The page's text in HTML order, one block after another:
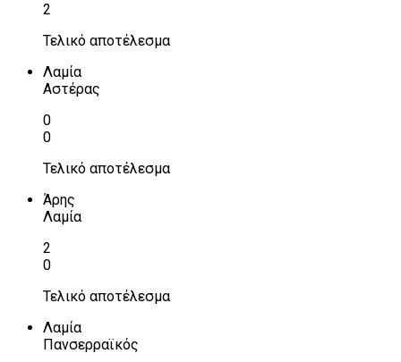
2
Τελικό αποτέλεσμα
Λαμία
Αστέρας
0
0
Τελικό αποτέλεσμα
Άρης
Λαμία
2
0
Τελικό αποτέλεσμα
Λαμία
Πανσερραϊκός